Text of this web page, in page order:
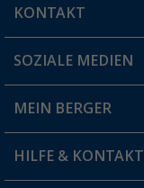
KONTAKT
Du hast eine Frage?
Filiale finden
SOZIALE MEDIEN
MEIN BERGER
Vorteilskarte
HILFE & KONTAKT